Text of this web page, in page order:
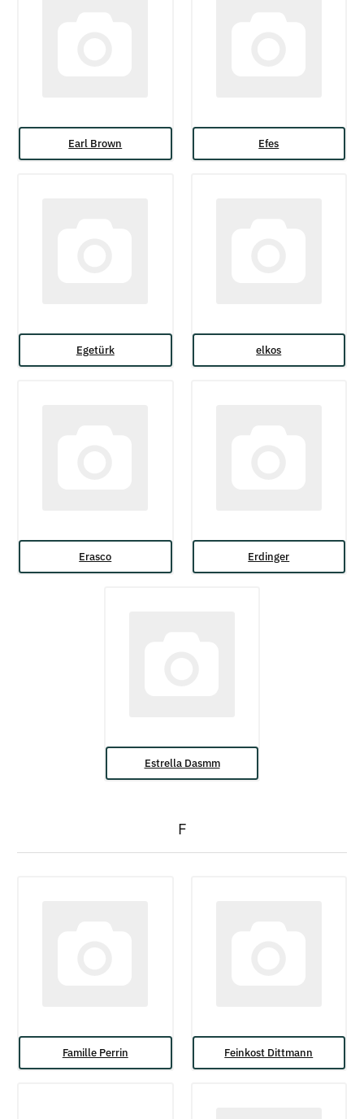
Earl Brown Efes
Egetürk elkos
Erasco Erdinger
Estrella Dasmm
F
Famille Perrin Feinkost Dittmann